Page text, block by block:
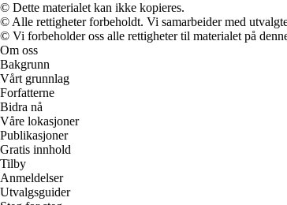
© Dette materialet kan ikke kopieres.
© Alle rettigheter forbeholdt. Vi samarbeider med
© Vi forbeholder oss alle rettigheter til materialet på
Om oss
Bakgrunn
Vårt grunnlag
Forfatterne
Bidra nå
Våre lokasjoner
Publikasjoner
Gratis innhold
Tilby
Anmeldelser
Utvalgsguider